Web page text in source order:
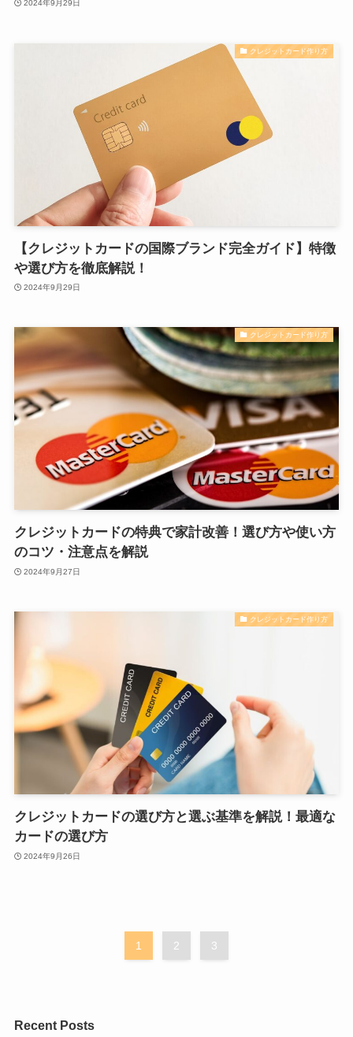
2024年9月29日
クレジットカード作り方
【クレジットカードの国際ブランド完全ガイド】特徴
や選び方を徹底解説！
2024年9月29日
クレジットカード作り方
クレジットカードの特典で家計改善！選び方や使い方
のコツ・注意点を解説
2024年9月27日
クレジットカード作り方
クレジットカードの選び方と選ぶ基準を解説！最適な
カードの選び方
2024年9月26日
1 2 3
Recent Posts